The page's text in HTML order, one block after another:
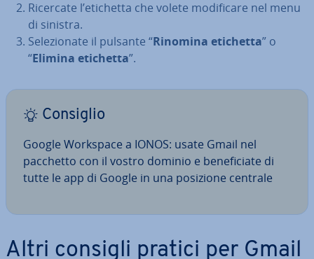
Ricercate l’etichetta che volete mo­di­fi­ca­re nel menu
di sinistra.
Se­le­zio­na­te il pulsante “Rinomina etichetta” o
“Elimina etichetta”.
Consiglio
Google Workspace a IONOS: usate Gmail nel
pacchetto con il vostro dominio e be­ne­fi­cia­te di
tutte le app di Google in una posizione centrale
Altri consigli pratici per Gmail